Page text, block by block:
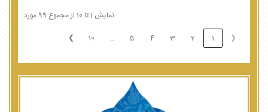
نمایش 1 تا 10 از مجموع 99 مورد
❮
1
2
3
4
5
…
10
❯